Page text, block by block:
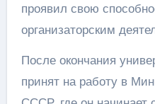
проявил свою
организаторским
После окончания
принят на работу в